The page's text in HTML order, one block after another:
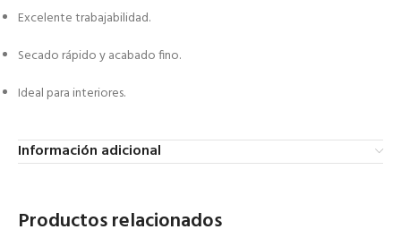
Excelente trabajabilidad.
Secado rápido y acabado fino.
Ideal para interiores.
Información adicional
Productos relacionados